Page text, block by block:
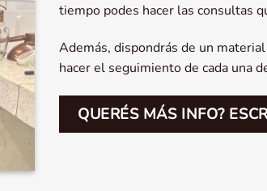
tiempo podes hacer las consultas
Además, dispondrás de un
hacer el seguimiento de cada una
QUERÉS MÁS INFO?